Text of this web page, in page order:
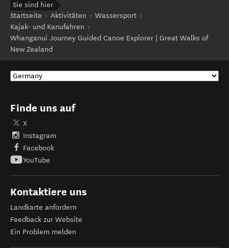
Sie sind hier
Startseite
Aktivitäten
Wassersport
Kajak- und Kanufahren
Whanganui Journey Guided Canoe Explorer | Great Walks of
New Zealand
Finde uns auf
X
Instagram
Facebook
YouTube
Kontaktiere uns
Landkarte anfordern
Feedback zur Website
Ein Problem melden